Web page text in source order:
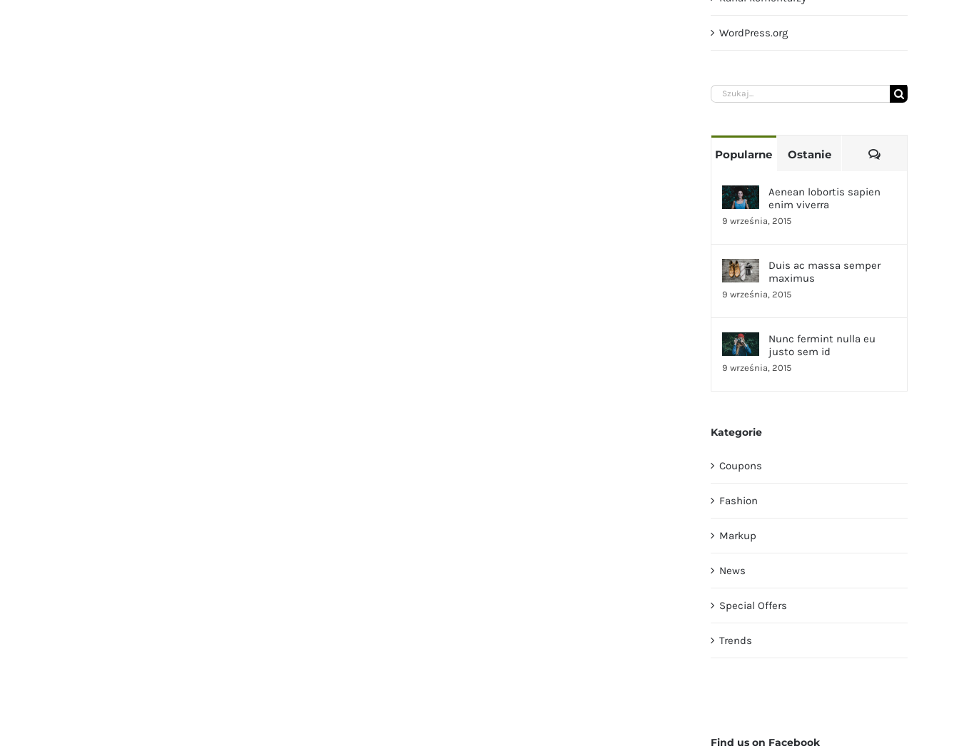
WordPress.org
Szukaj
Popularne Ostanie Komentarze
Aenean lobortis sapien
enim viverra
9 września, 2015
Duis ac massa semper
maximus
9 września, 2015
Nunc fermint nulla eu
justo sem id
9 września, 2015
Kategorie
Coupons
Fashion
Markup
News
Special Offers
Trends
Find us on Facebook